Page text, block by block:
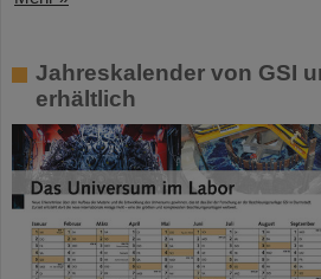
Jahreskalender von GSI
erhältlich